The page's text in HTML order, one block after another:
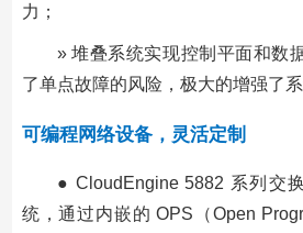
力；
» 堆叠系统实现控制平面和数
了单点故障的风险，极大的增强了系
可编程网络设备，灵活定制
● CloudEngine 5882 系列交
统，通过内嵌的 OPS（Open